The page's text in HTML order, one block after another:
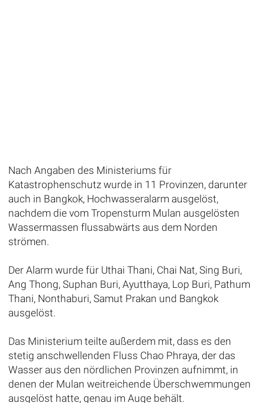
Nach Angaben des Ministeriums für
Katastrophenschutz wurde in 11 Provinzen, darunter
auch in Bangkok, Hochwasseralarm ausgelöst,
nachdem die vom Tropensturm Mulan ausgelösten
Wassermassen flussabwärts aus dem Norden
strömen.
Der Alarm wurde für Uthai Thani, Chai Nat, Sing Buri,
Ang Thong, Suphan Buri, Ayutthaya, Lop Buri, Pathum
Thani, Nonthaburi, Samut Prakan und Bangkok
ausgelöst.
Das Ministerium teilte außerdem mit, dass es den
stetig anschwellenden Fluss Chao Phraya, der das
Wasser aus den nördlichen Provinzen aufnimmt, in
denen der Mulan weitreichende Überschwemmungen
ausgelöst hatte, genau im Auge behält.